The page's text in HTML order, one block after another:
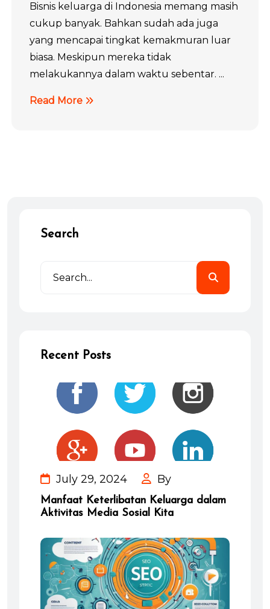
Bisnis keluarga di Indonesia memang masih
cukup banyak. Bahkan sudah ada juga
yang mencapai tingkat kemakmuran luar
biasa. Meskipun mereka tidak
melakukannya dalam waktu sebentar. ...
Read More
Search
Recent Posts
July 29, 2024 By
Manfaat Keterlibatan Keluarga dalam
Aktivitas Media Sosial Kita